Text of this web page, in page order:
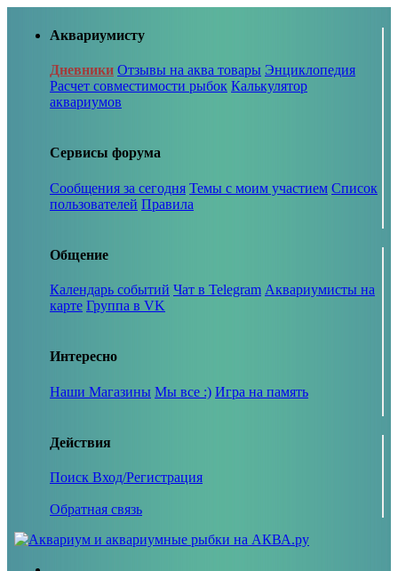
Аквариумисту
Дневники Отзывы на аква товары Энциклопедия
Расчет совместимости рыбок Калькулятор
аквариумов
Сервисы форума
Сообщения за сегодня Темы с моим участием Список
пользователей Правила
Общение
Календарь событий Чат в Telegram Аквариумисты на
карте Группа в VK
Интересно
Наши Магазины Мы все :) Игра на память
Действия
Поиск Вход/Регистрация
Обратная связь